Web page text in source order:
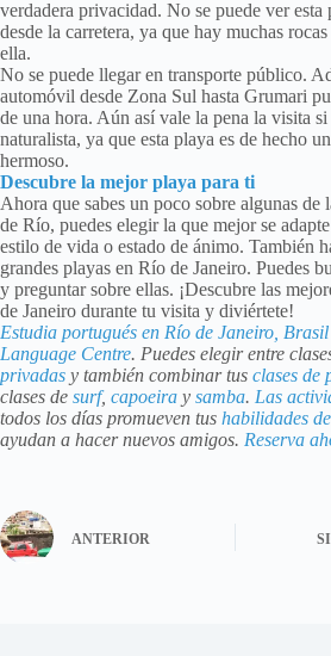
verdadera privacidad. No se puede ver esta
desde la carretera, ya que hay muchas
ella.
No se puede llegar en transporte público.
automóvil desde Zona Sul hasta Grumari
de una hora. Aún así vale la pena la visita si
naturalista, ya que esta playa es de hecho
hermoso.
Descubre la mejor playa para ti
Ahora que sabes un poco sobre algunas de
de Río, puedes elegir la que mejor se
estilo de vida o estado de ánimo. También
grandes playas en Río de Janeiro. Puedes
y preguntar sobre ellas. ¡Descubre las
de Janeiro durante tu visita y diviértete!
Estudia portugués en Río de Janeiro, Brasil
Language Centre. Puedes elegir entre
privadas y también combinar tus clases de
clases de surf, capoeira y samba. Las
todos los días promueven tus habilidades
ayudan a hacer nuevos amigos. Reserva
ANTERIOR